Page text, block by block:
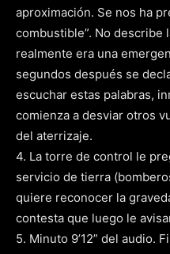
aproximación. Se nos ha
combustible”. No describe
realmente era una
segundos después se
escuchar estas palabras,
comienza a desviar otros
del aterrizaje.
4. La torre de control le
servicio de tierra
quiere reconocer la
contesta que luego le
5. Minuto 9’12” del audio.